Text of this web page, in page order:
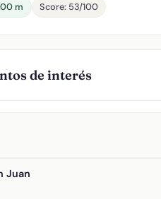
m Score: 53/100
de interés
Juan